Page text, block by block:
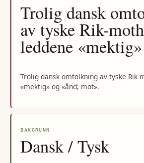
Trolig dansk
av tyske Rik-
leddene
Trolig dansk omtolkning av tyske Rik-
«mektig» og «ånd; mot».
BAKGRUNN
Dansk / Tysk